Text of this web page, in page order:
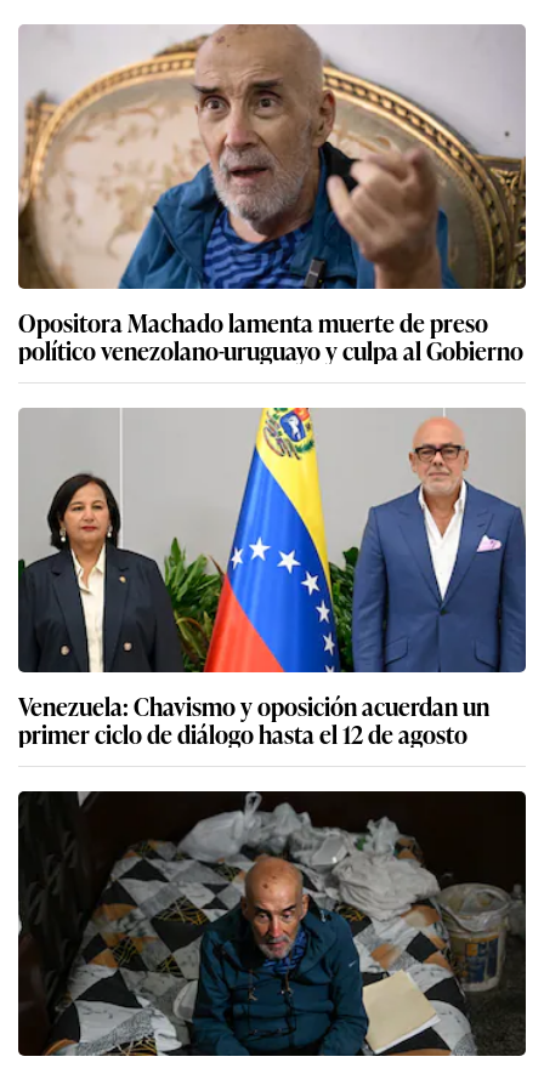
Opositora Machado lamenta muerte de preso
político venezolano-uruguayo y culpa al Gobierno
Venezuela: Chavismo y oposición acuerdan un
primer ciclo de diálogo hasta el 12 de agosto